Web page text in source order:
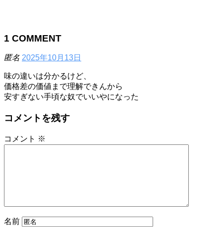
1 COMMENT
匿名 2025年10月13日
味の違いは分かるけど、
価格差の価値まで理解できんから
安すぎない手頃な奴でいいやになった
コメントを残す
コメント ※
名前